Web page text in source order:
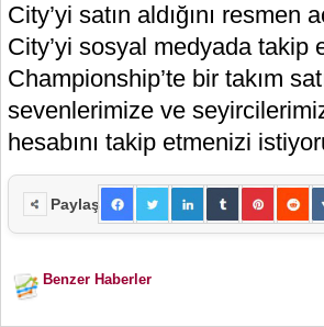
City’yi satın aldığını resmen
City’yi sosyal medyada takip
Championship’te bir takım
sevenlerimize ve
hesabını takip etmenizi
Paylaş
Benzer Haberler